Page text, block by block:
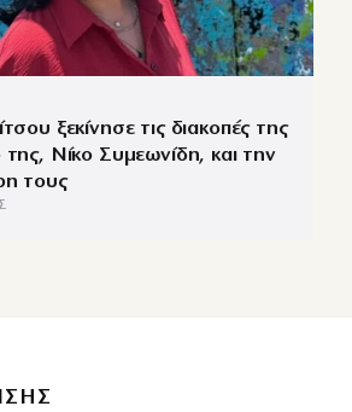
ξεκίνησε τις διακοπές της
Νίκο Συμεωνίδη, και την
τους